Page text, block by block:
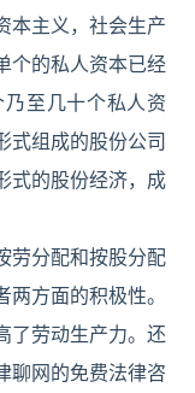
本主义，社会生产
个的私人资本已经
至几十个私人资
式组成的股份公司
式的股份经济，成
劳分配和按股分配
方面的积极性。
了劳动生产力。还
聊网的免费法律咨